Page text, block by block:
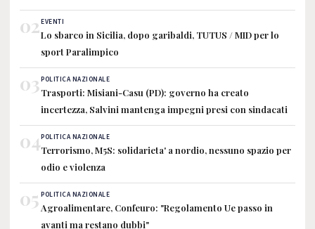
02EVENTI
Lo sbarco in Sicilia, dopo garibaldi, TUTUS / MID per lo
sport Paralimpico
03POLITICA NAZIONALE
Trasporti: Misiani-Casu (PD): governo ha creato
incertezza, Salvini mantenga impegni presi con sindacati
04POLITICA NAZIONALE
Terrorismo, M5S: solidarieta' a nordio, nessuno spazio per
odio e violenza
05 POLITICA NAZIONALE
Agroalimentare, Confeuro: "Regolamento Ue passo in
avanti ma restano dubbi"